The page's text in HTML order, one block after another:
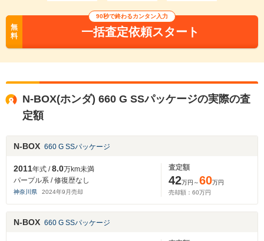
無
料
90秒で終わるカンタン入力
一括査定依頼スタート
N-BOX(ホンダ) 660 G SSパッケージの実際の査
定額
N-BOX 660 G SSパッケージ
2011年式 /8.0万km未満
パープル系 / 修復歴なし
神奈川県 2024年9 月売却
査定額
42万円～60万円
売却額： 60万円
N-BOX 660 G SSパッケージ